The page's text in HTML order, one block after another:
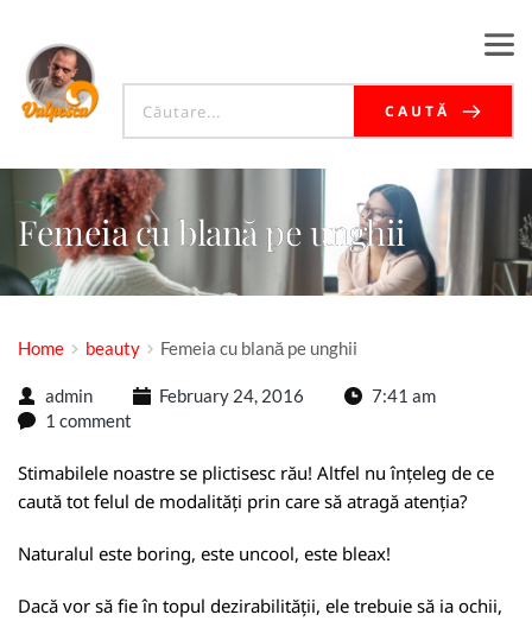
CAUTĂ
Femeia cu blană pe unghii
Home beauty Femeia cu blană pe unghii
admin February 24, 2016
7:41 am
1 comment
Stimabilele noastre se plictisesc rău! Altfel nu înțeleg de ce
caută tot felul de modalități prin care să atragă atenția?
Naturalul este boring, este uncool, este bleax!
Dacă vor să fie în topul dezirabilității, ele trebuie să ia ochii,